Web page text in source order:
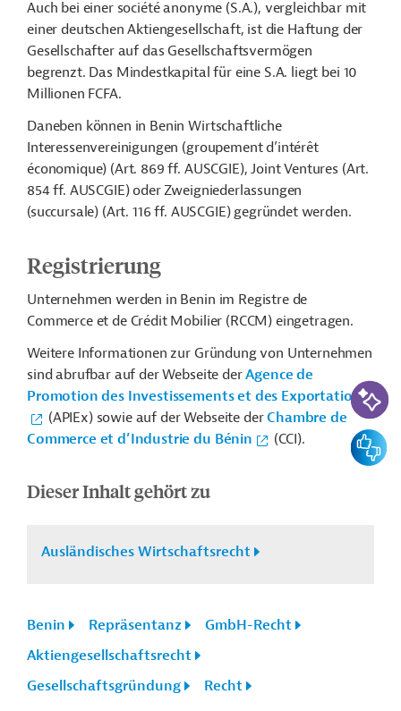
Auch bei einer société anonyme (S.A.), vergleichbar mit
einer deutschen Aktiengesellschaft, ist die Haftung der
Gesellschafter auf das Gesellschaftsvermögen
begrenzt. Das Mindestkapital für eine S.A. liegt bei 10
Millionen FCFA.
Daneben können in Benin Wirtschaftliche
Interessenvereinigungen (groupement d’intérêt
économique) (Art. 869 ff. AUSCGIE), Joint Ventures (Art.
854 ff. AUSCGIE) oder Zweigniederlassungen
(succursale) (Art. 116 ff. AUSCGIE) gegründet werden.
Registrierung
Unternehmen werden in Benin im Registre de
Commerce et de Crédit Mobilier (RCCM) eingetragen.
Weitere Informationen zur Gründung von Unternehmen
sind abrufbar auf der Webseite derAgence de
Promotion des Investissements et des Exportations
(APIEx) sowie auf der Webseite derChambre de
Commerce et d’Industrie du Bénin
(CCI).
Dieser Inhalt gehört zu
Ausländisches Wirtschaftsrecht
Benin Repräsentanz
GmbH-Recht
Aktiengesellschaftsrecht
Gesellschaftsgründung
Recht
KI-